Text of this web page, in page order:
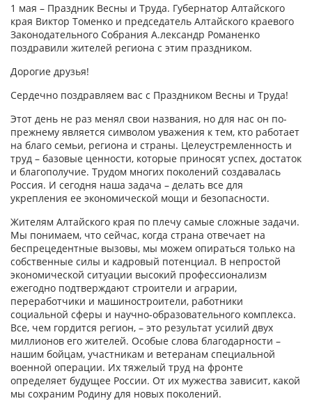
1 мая – Праздник Весны и Труда. Губернатор Алтайского
края Виктор Томенко и председатель Алтайского краевого
Законодательного Собрания А.лександр Романенко
поздравили жителей региона с этим праздником.
Дорогие друзья!
Сердечно поздравляем вас с Праздником Весны и Труда!
Этот день не раз менял свои названия, но для нас он по-
прежнему является символом уважения к тем, кто работает
на благо семьи, региона и страны. Целеустремленность и
труд – базовые ценности, которые приносят успех, достаток
и благополучие. Трудом многих поколений создавалась
Россия. И сегодня наша задача – делать все для
укрепления ее экономической мощи и безопасности.
Жителям Алтайского края по плечу самые сложные задачи.
Мы понимаем, что сейчас, когда страна отвечает на
беспрецедентные вызовы, мы можем опираться только на
собственные силы и кадровый потенциал. В непростой
экономической ситуации высокий профессионализм
ежегодно подтверждают строители и аграрии,
переработчики и машиностроители, работники
социальной сферы и научно-образовательного комплекса.
Все, чем гордится регион, – это результат усилий двух
миллионов его жителей. Особые слова благодарности –
нашим бойцам, участникам и ветеранам специальной
военной операции. Их тяжелый труд на фронте
определяет будущее России. От их мужества зависит, какой
мы сохраним Родину для новых поколений.